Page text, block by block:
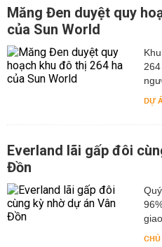
Măng Đen duyệt quy
của Sun World
DỰ
Everland lãi gấp đôi
Đồn